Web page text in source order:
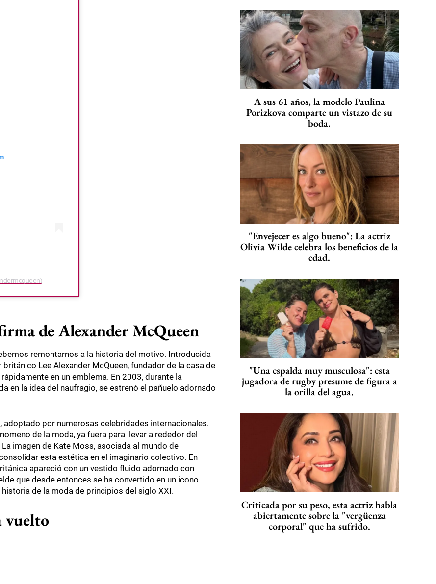
de Alexander McQueen
remontarnos a la historia del motivo. Introducida
Lee Alexander McQueen, fundador de la casa de
en un emblema. En 2003, durante la
en la idea del naufragio, se estrenó el pañuelo adornado
por numerosas celebridades internacionales.
de la moda, ya fuera para llevar alrededor del
imagen de Kate Moss, asociada al mundo de
esta estética en el imaginario colectivo. En
apareció con un vestido fluido adornado con
que desde entonces se ha convertido en un icono.
de la moda de principios del siglo XXI.
vuelto
A sus 61 años, la modelo Paulina
Porizkova comparte un vistazo de su
boda.
"Envejecer es algo bueno": La actriz
Olivia Wilde celebra los beneficios de la
edad.
"Una espalda muy musculosa": esta
jugadora de rugby presume de figura a
la orilla del agua.
Criticada por su peso, esta actriz habla
abiertamente sobre la "vergüenza
corporal" que ha sufrido.